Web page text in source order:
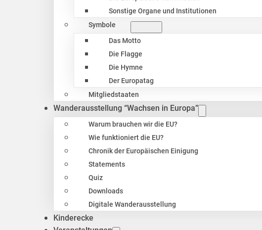
Sonstige Organe und Institutionen
Symbole
Das Motto
Die Flagge
Die Hymne
Der Europatag
Mitgliedstaaten
Wanderausstellung “Wachsen in Europa”
Warum brauchen wir die EU?
Wie funktioniert die EU?
Chronik der Europäischen Einigung
Statements
Quiz
Downloads
Digitale Wanderausstellung
Kinderecke